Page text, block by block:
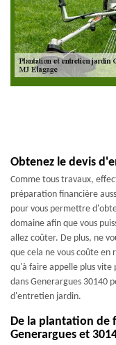
Obtenez le devis
Comme tous travaux,
préparation financière
pour vous permettre
domaine afin que vous
allez coûter. De plus, ne
que cela ne vous coûte en
qu'à faire appelle plus vite
dans Generargues 30140
d'entretien jardin.
De la plantation
Generargues et